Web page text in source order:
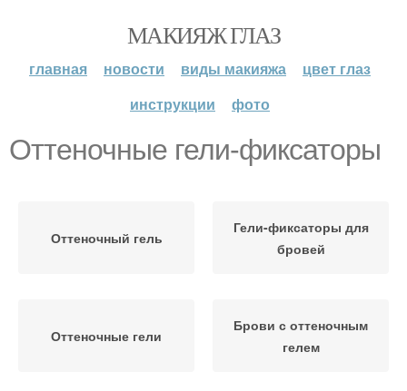
МАКИЯЖ ГЛАЗ
главная новости виды макияжа
цвет глаз
инструкции
фото
Оттеночные гели-фиксаторы
Оттеночный гель
Гели-фиксаторы для
бровей
Оттеночные гели
Брови с оттеночным
гелем